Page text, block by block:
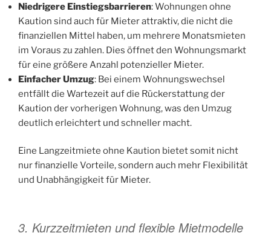
Niedrigere Einstiegsbarrieren: Wohnungen ohne
Kaution sind auch für Mieter attraktiv, die nicht die
finanziellen Mittel haben, um mehrere Monatsmieten
im Voraus zu zahlen. Dies öffnet den Wohnungsmarkt
für eine größere Anzahl potenzieller Mieter.
Einfacher Umzug: Bei einem Wohnungswechsel
entfällt die Wartezeit auf die Rückerstattung der
Kaution der vorherigen Wohnung, was den Umzug
deutlich erleichtert und schneller macht.
Eine Langzeitmiete ohne Kaution bietet somit nicht
nur finanzielle Vorteile, sondern auch mehr Flexibilität
und Unabhängigkeit für Mieter.
3. Kurzzeitmieten und flexible Mietmodelle